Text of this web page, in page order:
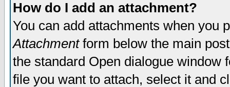
How do I add an attachment?
You can add attachments when you
Attachmentform below the main
the standard Open dialogue window
file you want to attach, select it and